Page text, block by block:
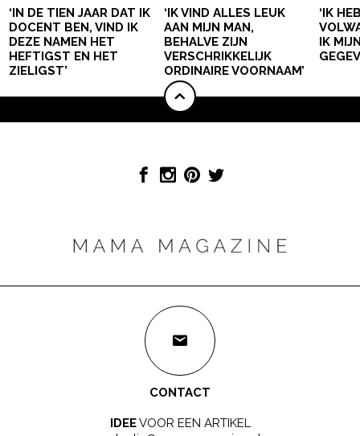
‘IN DE TIEN JAAR DAT IK
DOCENT BEN, VIND IK
DEZE NAMEN HET
HEFTIGST EN HET
ZIELIGST’
‘IK VIND ALLES LEUK
AAN MIJN MAN,
BEHALVE ZIJN
VERSCHRIKKELIJK
ORDINAIRE VOORNAAM’
‘IK
IK
CONTACT
IDEEVOOR EEN ARTIKEL